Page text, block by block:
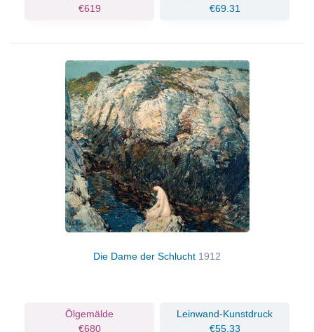
€619
€69.31
Die Dame der Schlucht 1912
Ölgemälde
€680
Leinwand-Kunstdruck
€55.33